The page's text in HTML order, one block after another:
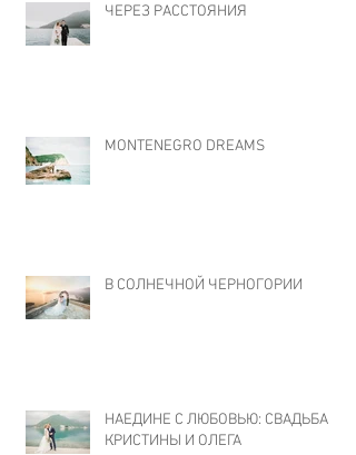
ЧЕРЕЗ РАССТОЯНИЯ
MONTENEGRO DREAMS
В СОЛНЕЧНОЙ ЧЕРНОГОРИИ
НАЕДИНЕ С ЛЮБОВЬЮ: СВАДЬБА
КРИСТИНЫ И ОЛЕГА